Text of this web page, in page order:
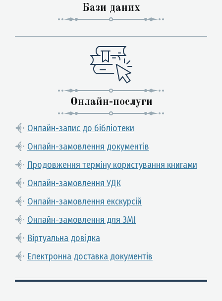
Бази даних
Онлайн-послуги
Онлайн-запис до бібліотеки
Онлайн-замовлення документів
Продовження терміну користування книгами
Онлайн-замовлення УДК
Онлайн-замовлення екскурсій
Онлайн-замовлення для ЗМІ
Віртуальна довідка
Електронна доставка документів